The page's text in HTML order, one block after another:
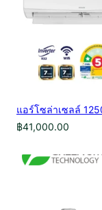
แอร์โซล่าเซลล์
฿41,000.00